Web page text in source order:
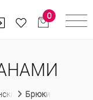
0
брюки
Брюки С